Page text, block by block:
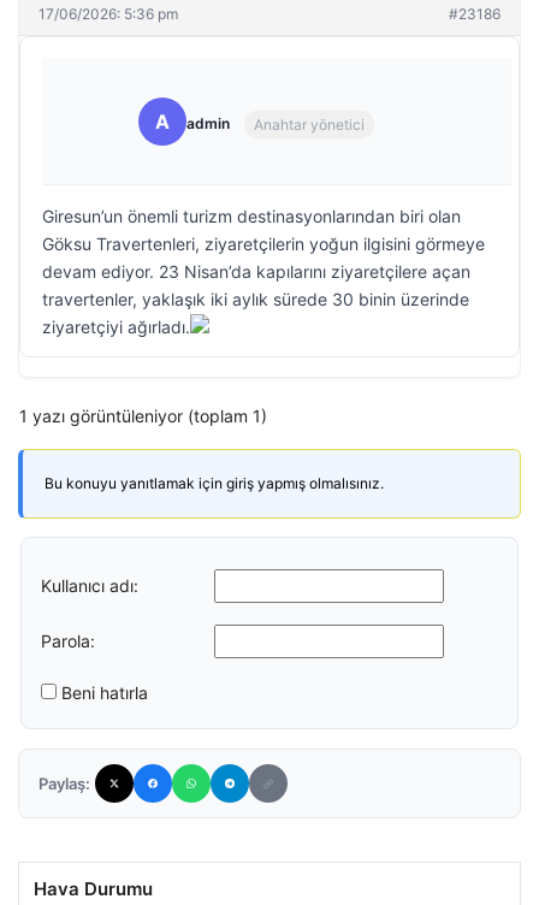
17/06/2026: 5:36 pm #23186
A admin Anahtar yönetici
Giresun’un önemli turizm destinasyonlarından biri olan
Göksu Travertenleri, ziyaretçilerin yoğun ilgisini görmeye
devam ediyor. 23 Nisan’da kapılarını ziyaretçilere açan
travertenler, yaklaşık iki aylık sürede 30 binin üzerinde
ziyaretçiyi ağırladı.
1 yazı görüntüleniyor (toplam 1)
Bu konuyu yanıtlamak için giriş yapmış olmalısınız.
Kullanıcı adı:
Parola:
Beni hatırla
Paylaş:
Hava Durumu